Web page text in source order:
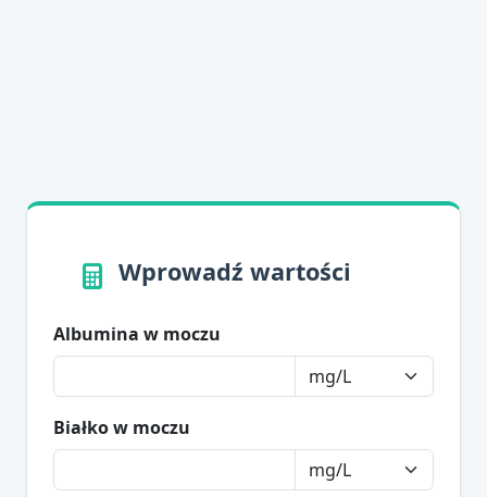
Wprowadź wartości
Albumina w moczu
Białko w moczu